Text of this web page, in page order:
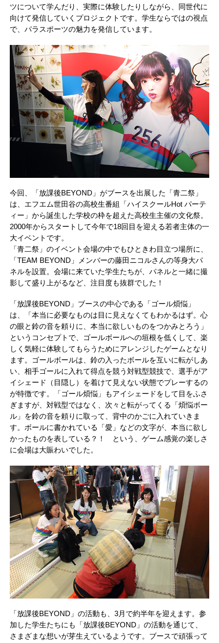
ツについて学んだり、実際に体験したりしながら、同世代に
向けて発信していくプロジェクトです。学⽣ならではの視点
で、パラスポーツの魅⼒を発信しています。
今回、「放課後BEYOND」がブースを出展した「青二祭」
は、エフエム世⽥⾕の⾼校⽣番組「ハイスクールHot パーテ
ィー」から誕⽣した学校の枠を超えた⾼校⽣主催の⽂化祭。
2000年からスタートして今年で18回目を迎える若者主体の一
大イベントです。
「青二祭」のイベント会場の中でもひときわ目立つ場所に、
「TEAM BEYOND」メンバーの藤⽥ニコルさんの等⾝⼤パ
ネルを設置。会場に来ていた学⽣たちが、パネルと⼀緒に撮
影して盛り上がるなど、注⽬度も抜群でした！
「放課後BEYOND」ブースの中心である「ゴール煩悩」
は、「本当に必要なものは⽬に⾒えなくてもわかるはず。⼼
の眼と鈴の⾳を頼りに、本当に欲しいものをつかみとろう」
というコンセプトで、ゴールボールへの垣根を低くして、楽
しく気軽に体験してもらうためにアレンジしたゲームとなり
ます。ゴールボールは、鈴の入ったボールを互いに転がしあ
い、相手ゴールに入れて得点を競う対戦型競技で、選手がア
イシェード（目隠し）を着けて見えない状態でプレーするの
が特徴です。「ゴール煩悩」もアイシェードをして目をふさ
ぎますが、対戦型ではなく、次々と転がってくる「煩悩ボー
ル」を鈴の音を頼りに取って、背中のかごに入れていきま
す。ボールに書かれている「愛」などの文字が、本当に欲し
かったものを表している？！ という、ゲーム感覚の楽しさ
に会場は大賑わいでした。
「放課後BEYOND」の活動も、3⽉で約半年を迎えます。参
加した学⽣たちにも「放課後BEYOND」の活動を通じて、
さまざまな想いが芽⽣えているようです。ブースで頑張って